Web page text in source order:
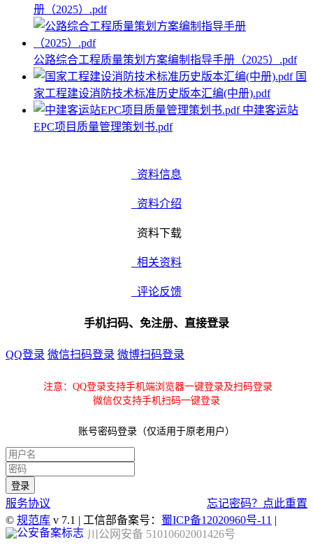
册（2025）.pdf
公路综合工程质量策划方案编制指导手册（2025）.pdf
国
家工程建设消防技术标准历史版本汇编(中册).pdf
中建客运站
EPC项目质量管理策划书.pdf
资料信息
资料介绍
资料下载
相关资料
评论反馈
手机扫码、免注册、直接登录
QQ登录 微信扫码登录 微博扫码登录
注意：QQ登录支持手机端浏览器一键登录及扫码登录
微信仅支持手机扫码一键登录
账号密码登录（仅适用于原老用户）
服务协议
忘记密码？点此重置
© 规范库 v 7.1 | 工信部备案号： 蜀ICP备12020960号-11 |
川公网安备 51010602001426号